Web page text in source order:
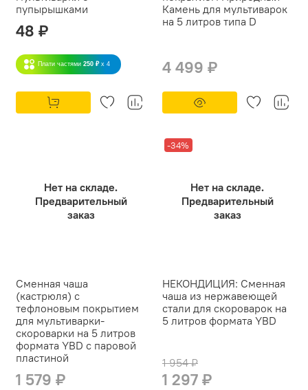
пупырышками
48 ₽
Плати частями 250 ₽ x 4
Камень для мультиварок
на 5 литров типа D
4 499 ₽
Нет на складе.
Предварительный
заказ
Сменная чаша
(кастрюля) с
тефлоновым покрытием
для мультиварки-
скороварки на 5 литров
формата YBD с паровой
пластиной
1 579 ₽
Нет на складе.
Предварительный
заказ
-34%
НЕКОНДИЦИЯ: Сменная
чаша из нержавеющей
стали для скороварок на
5 литров формата YBD
1 954 ₽
1 297 ₽